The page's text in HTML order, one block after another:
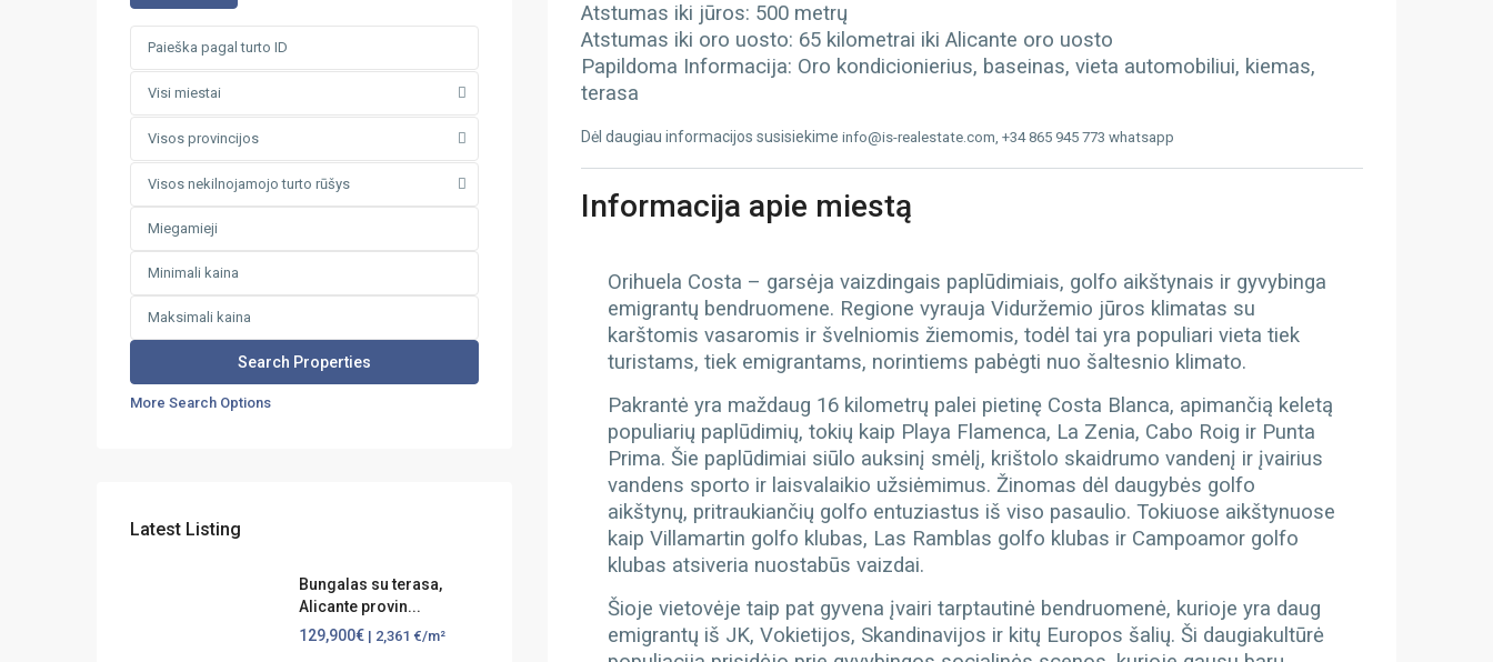
Atstumas iki jūros: 500 metrų
Atstumas iki oro uosto: 65 kilometrai iki Alicante oro uosto
Papildoma Informacija: Oro kondicionierius, baseinas, vieta automobiliui, kiemas,
terasa
Dėl daugiau informacijos susisiekime info@is-realestate.com, +34 865 945 773 whatsapp
Informacija apie miestą
Orihuela Costa – garsėja vaizdingais paplūdimiais, golfo aikštynais ir gyvybinga
emigrantų bendruomene. Regione vyrauja Viduržemio jūros klimatas su
karštomis vasaromis ir švelniomis žiemomis, todėl tai yra populiari vieta tiek
turistams, tiek emigrantams, norintiems pabėgti nuo šaltesnio klimato.
Pakrantė yra maždaug 16 kilometrų palei pietinę Costa Blanca, apimančią keletą
populiarių paplūdimių, tokių kaip Playa Flamenca, La Zenia, Cabo Roig ir Punta
Prima. Šie paplūdimiai siūlo auksinį smėlį, krištolo skaidrumo vandenį ir įvairius
vandens sporto ir laisvalaikio užsiėmimus. Žinomas dėl daugybės golfo
aikštynų, pritraukiančių golfo entuziastus iš viso pasaulio. Tokiuose aikštynuose
kaip Villamartin golfo klubas, Las Ramblas golfo klubas ir Campoamor golfo
klubas atsiveria nuostabūs vaizdai.
Šioje vietovėje taip pat gyvena įvairi tarptautinė bendruomenė, kurioje yra daug
emigrantų iš JK, Vokietijos, Skandinavijos ir kitų Europos šalių. Ši daugiakultūrė
Visi miestai
Visos provincijos
Visos nekilnojamojo turto rūšys
More Search Options
Latest Listing
Bungalas su terasa,
Alicante provin...
129,900€ | 2,361 €/m²